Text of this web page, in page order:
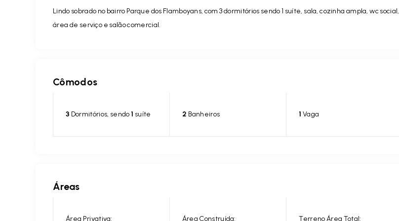
Lindo sobrado no bairro Parque dos Flamboyans, com 3 dormitórios sendo 1 suíte, sala, cozinha ampla, wc social,
área de serviço e salão comercial.
Cômodos
3 Dormitórios, sendo1 suíte 2 Banheiros 1 Vaga
Áreas
Área Privativa:
Área Construída:
Terreno Área Total: